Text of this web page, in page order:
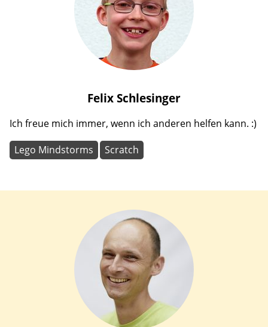
FelixSchlesinger
Ich freue mich immer, wenn ich anderen helfen kann. :)
Lego Mindstorms Scratch